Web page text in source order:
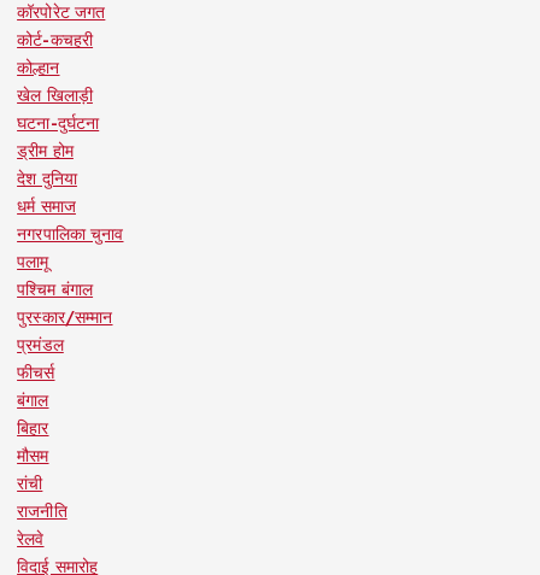
कॉरपोरेट जगत
कोर्ट-कचहरी
कोल्हान
खेल खिलाड़ी
घटना-दुर्घटना
ड्रीम होम
देश दुनिया
धर्म समाज
नगरपालिका चुनाव
पलामू
पश्चिम बंगाल
पुरस्कार/सम्मान
प्रमंडल
फीचर्स
बंगाल
बिहार
मौसम
रांची
राजनीति
रेलवे
विदाई समारोह